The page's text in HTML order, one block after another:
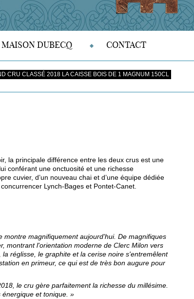
DUBECQ CONTACT
CRU CLASSÉ 2018 LA CAISSE BOIS DE 1 MAGNUM 150CL
la principale différence entre les deux crus est une
conférant une onctuosité et une richesse
cuvier, d’un nouveau chai et d’une équipe dédiée
Lynch-Bages et Pontet-Canet.
montre magnifiquement aujourd'hui. De magnifiques
montrant l'orientation moderne de Clerc Milon vers
réglisse, le graphite et la cerise noire s'entremêlent
en primeur, ce qui est de très bon augure pour
le cru gère parfaitement la richesse du millésime.
et tonique. »